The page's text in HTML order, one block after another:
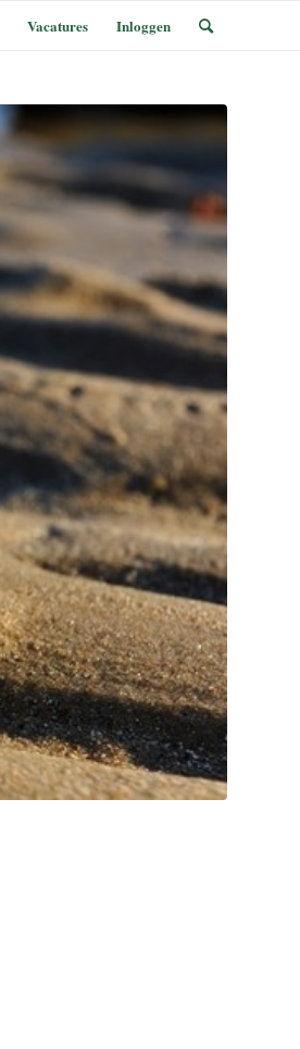
Vacatures Inloggen